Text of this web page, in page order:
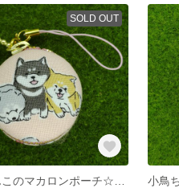
SOLD OUT